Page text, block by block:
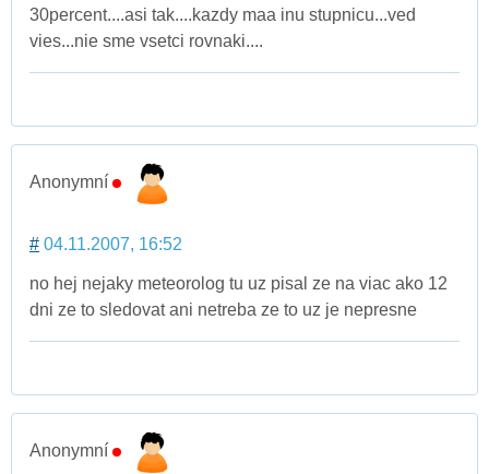
30percent....asi tak....kazdy maa inu stupnicu...ved
vies...nie sme vsetci rovnaki....
Anonymní
# 04.11.2007, 16:52
no hej nejaky meteorolog tu uz pisal ze na viac ako 12
dni ze to sledovat ani netreba ze to uz je nepresne
Anonymní